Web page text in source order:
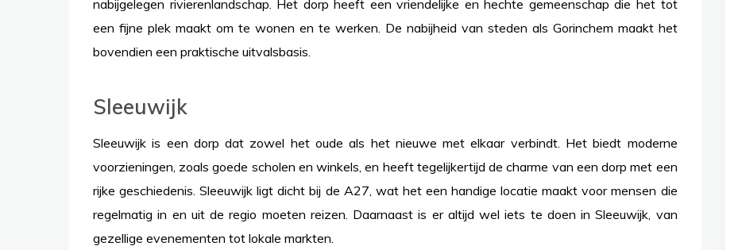
nabijgelegen rivierenlandschap. Het dorp heeft een vriendelijke en hechte gemeenschap die het tot
een fijne plek maakt om te wonen en te werken. De nabijheid van steden als Gorinchem maakt het
bovendien een praktische uitvalsbasis.
Sleeuwijk
Sleeuwijk is een dorp dat zowel het oude als het nieuwe met elkaar verbindt. Het biedt moderne
voorzieningen, zoals goede scholen en winkels, en heeft tegelijkertijd de charme van een dorp met een
rijke geschiedenis. Sleeuwijk ligt dicht bij de A27, wat het een handige locatie maakt voor mensen die
regelmatig in en uit de regio moeten reizen. Daarnaast is er altijd wel iets te doen in Sleeuwijk, van
gezellige evenementen tot lokale markten.